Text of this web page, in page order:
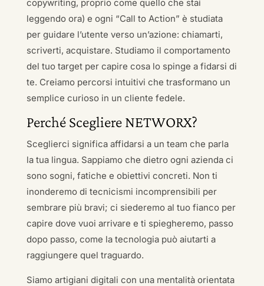
copywriting, proprio come quello che stai
leggendo ora) e ogni “Call to Action” è studiata
per guidare l’utente verso un’azione: chiamarti,
scriverti, acquistare. Studiamo il comportamento
del tuo target per capire cosa lo spinge a fidarsi di
te. Creiamo percorsi intuitivi che trasformano un
semplice curioso in un cliente fedele.
Perché Scegliere NETWORX?
Sceglierci significa affidarsi a un team che parla
la tua lingua. Sappiamo che dietro ogni azienda ci
sono sogni, fatiche e obiettivi concreti. Non ti
inonderemo di tecnicismi incomprensibili per
sembrare più bravi; ci siederemo al tuo fianco per
capire dove vuoi arrivare e ti spiegheremo, passo
dopo passo, come la tecnologia può aiutarti a
raggiungere quel traguardo.
Siamo artigiani digitali con una mentalità orientata